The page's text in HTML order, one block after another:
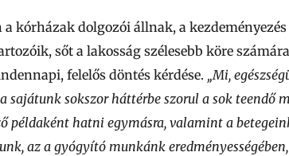
kórházak dolgozói állnak, a
sőt a lakosság szélesebb köre
felelős döntés kérdése. „Mi,
sajátunk sokszor háttérbe szorul a sok teendő
példaként hatni egymásra, valamint a
az a gyógyító munkánk